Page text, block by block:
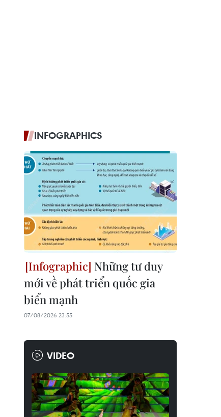
INFOGRAPHICS
Những tư duy
mới về phát triển quốc gia
biển mạnh
07/08/2026 23:55
VIDEO